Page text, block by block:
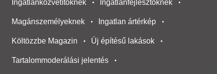
Ingatlanközvetítőknek Ingatlanfejlesztőknek
Magánszemélyeknek Ingatlan ártérkép
Költözzbe Magazin Új építésű lakások
Tartalommoderálási jelentés